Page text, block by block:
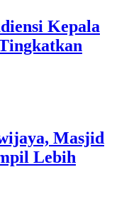
Kepala
Masjid
Lebih